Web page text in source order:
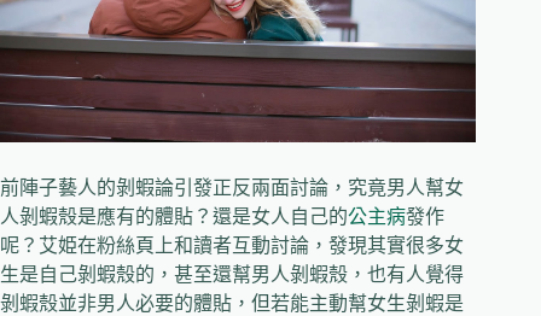
前陣子藝人的剝蝦論引發正反兩面討論，究竟男人幫女
人剝蝦殼是應有的體貼？還是女人自己的公主病發作
呢？艾姫在粉絲頁上和讀者互動討論，發現其實很多女
生是自己剝蝦殼的，甚至還幫男人剝蝦殼，也有人覺得
剝蝦殼並非男人必要的體貼，但若能主動幫女生剝蝦是